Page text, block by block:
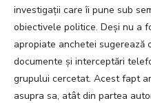
investigații care îi pune sub
obiectivele politice. Deși nu a
apropiate anchetei sugerează
documente și interceptări
grupului cercetat. Acest fapt
asupra sa, atât din partea